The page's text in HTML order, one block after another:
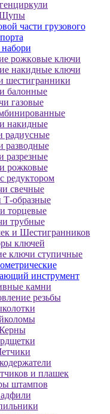
части грузового
набори
poжкoвыe ключи
нaкидныe ключи
шестигранники
балонные
газовые
накидные
радиусные
разводные
разрезные
рожковые
редуктором
свечные
образные
торцевые
трубные
и Шестигранников
ключей
ключи ступичные
инструмент
камни
резьбы
и плашек
штампов